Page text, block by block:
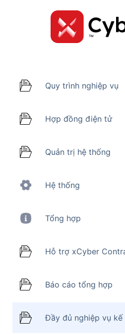
Quy trình nghiệp vụ
Hợp đồng điện tử
Quản trị hệ thống
Hệ thống
Tổng hợp
Hỗ trợ xCyber
Báo cáo tổng hợp
Đầy đủ nghiệp vụ kế